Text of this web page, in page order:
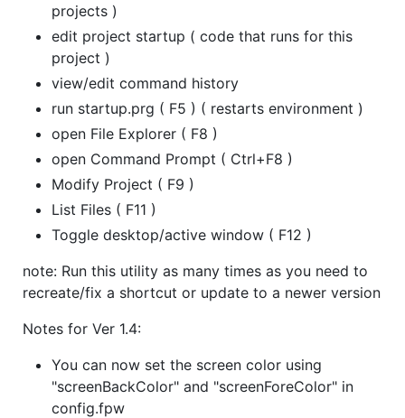
projects )
edit project startup ( code that runs for this
project )
view/edit command history
run startup.prg ( F5 ) ( restarts environment )
open File Explorer ( F8 )
open Command Prompt ( Ctrl+F8 )
Modify Project ( F9 )
List Files ( F11 )
Toggle desktop/active window ( F12 )
note: Run this utility as many times as you need to
recreate/fix a shortcut or update to a newer version
Notes for Ver 1.4:
You can now set the screen color using
"screenBackColor" and "screenForeColor" in
config.fpw